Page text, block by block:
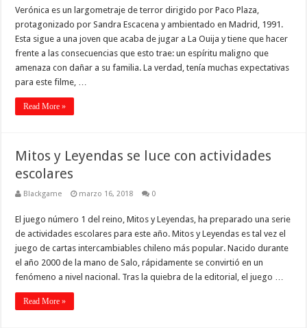
Verónica es un largometraje de terror dirigido por Paco Plaza,
protagonizado por Sandra Escacena y ambientado en Madrid, 1991.
Esta sigue a una joven que acaba de jugar a La Ouija y tiene que hacer
frente a las consecuencias que esto trae: un espíritu maligno que
amenaza con dañar a su familia. La verdad, tenía muchas expectativas
para este filme, …
Read More »
Mitos y Leyendas se luce con actividades
escolares
Blackgame marzo 16, 2018 0
El juego número 1 del reino, Mitos y Leyendas, ha preparado una serie
de actividades escolares para este año. Mitos y Leyendas es tal vez el
juego de cartas intercambiables chileno más popular. Nacido durante
el año 2000 de la mano de Salo, rápidamente se convirtió en un
fenómeno a nivel nacional. Tras la quiebra de la editorial, el juego …
Read More »